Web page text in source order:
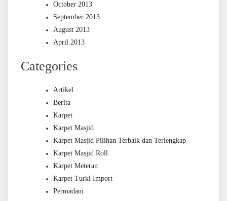
October 2013
September 2013
August 2013
April 2013
Categories
Artikel
Berita
Karpet
Karpet Masjid
Karpet Masjid Pilihan Terbaik dan Terlengkap
Karpet Masjid Roll
Karpet Meteran
Karpet Turki Import
Permadani